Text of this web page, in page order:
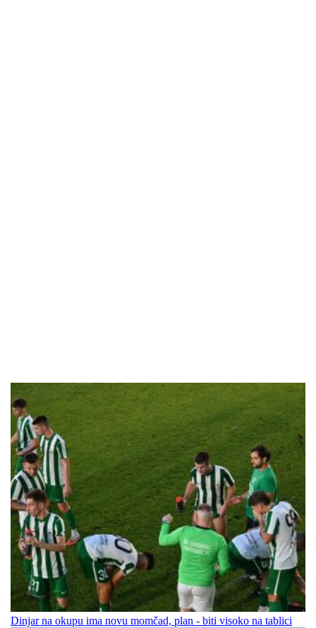
Dinjar na okupu ima novu momčad, plan - biti visoko na tablici